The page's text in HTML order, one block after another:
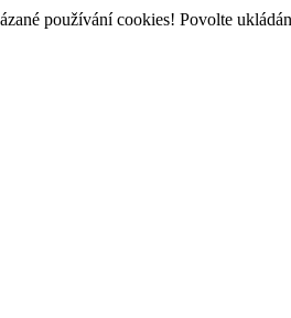
používání cookies! Povolte